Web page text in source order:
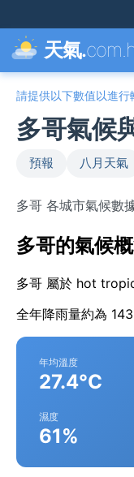
天氣.
請提供以下數值以進行
多哥氣候
預報 八月天氣
多哥 各城市氣候數
多哥的氣候
多哥 屬於 hot
全年降雨量約為
年均溫度
27.4°C
濕度
61%